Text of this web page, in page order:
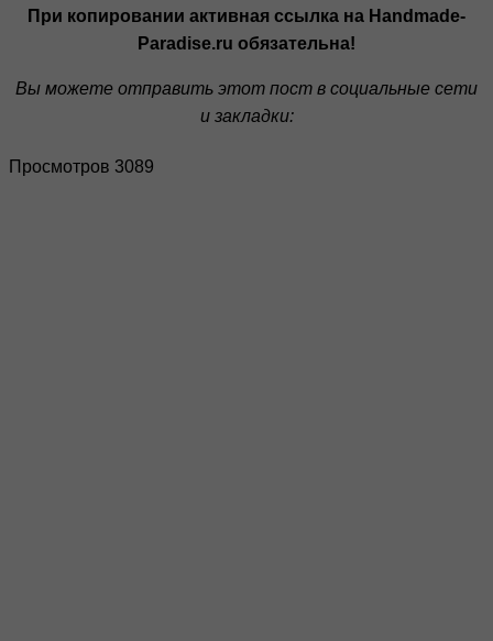
При копировании активная ссылка на Handmade-
Paradise.ru обязательна!
Вы можете отправить этот пост в социальные сети
и закладки:
Просмотров 3089